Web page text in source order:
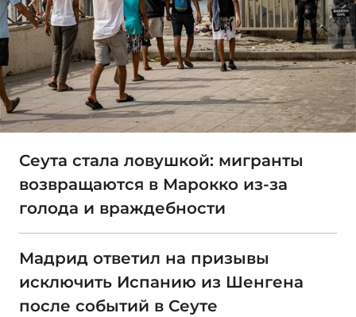
Сеута стала ловушкой: мигранты
возвращаются в Марокко из-за
голода и враждебности
Мадрид ответил на призывы
исключить Испанию из Шенгена
после событий в Сеуте